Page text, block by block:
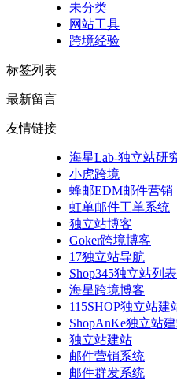
未分类
网站工具
跨境经验
标签列表
最新留言
友情链接
海星Lab-独立站研
小虎跨境
蜂邮EDM邮件营销
虹单邮件工单系统
独立站博客
Goker跨境博客
17独立站导航
Shop345独立站列表
海星跨境博客
115SHOP独立站建
ShopAnKe独立站
独立站建站
邮件营销系统
邮件群发系统